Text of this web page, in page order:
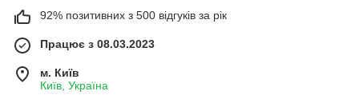
92% позитивних з 500 відгуків за рік
Працює з 08.03.2023
м. Київ
Київ, Україна